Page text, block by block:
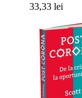
33,33 lei